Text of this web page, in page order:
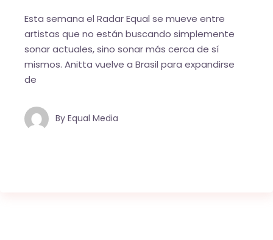
Esta semana el Radar Equal se mueve entre
artistas que no están buscando simplemente
sonar actuales, sino sonar más cerca de sí
mismos. Anitta vuelve a Brasil para expandirse
de
By Equal Media